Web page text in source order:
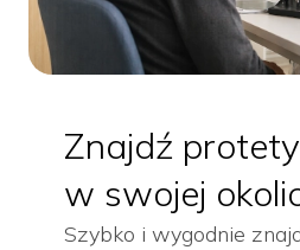
Znajdź
w swojej
Szybko i wygodnie